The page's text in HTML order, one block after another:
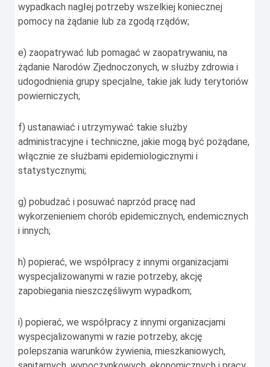
wypadkach nagłej potrzeby wszelkiej koniecznej
pomocy na żądanie lub za zgodą rządów;
e) zaopatrywać lub pomagać w zaopatrywaniu, na
żądanie Narodów Zjednoczonych, w służby zdrowia i
udogodnienia grupy specjalne, takie jak ludy terytoriów
powierniczych;
f) ustanawiać i utrzymywać takie służby
administracyjne i techniczne, jakie mogą być pożądane,
włącznie ze służbami epidemiologicznymi i
statystycznymi;
g) pobudzać i posuwać naprzód pracę nad
wykorzenieniem chorób epidemicznych, endemicznych
i innych;
h) popierać, we współpracy z innymi organizacjami
wyspecjalizowanymi w razie potrzeby, akcję
zapobiegania nieszczęśliwym wypadkom;
i) popierać, we współpracy z innymi organizacjami
wyspecjalizowanymi w razie potrzeby, akcję
polepszania warunków żywienia, mieszkaniowych,